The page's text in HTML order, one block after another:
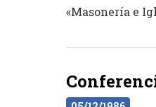
«Masonería e